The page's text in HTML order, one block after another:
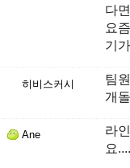
다
요
기
히비스커시
팀
개
Ane
라
요....